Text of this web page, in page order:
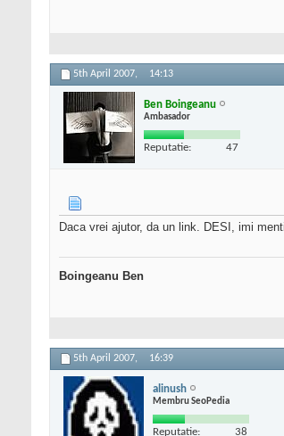
5th April 2007, 14:13
Ben Boingeanu
Ambasador
Reputatie: 47
Daca vrei ajutor, da un link. DESI, imi
Boingeanu Ben
5th April 2007, 16:39
alinush
Membru SeoPedia
Reputatie: 38